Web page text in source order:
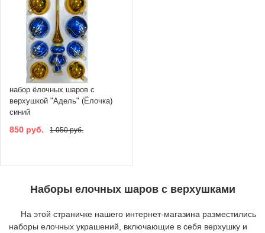
набор ёлочных шаров с
верхушкой "Адель" (Ёлочка)
синий
850 руб. 1 050 руб.
Наборы елочных шаров с верхушками
На этой страничке нашего интернет-магазина разместились
наборы елочных украшений, включающие в себя верхушку и